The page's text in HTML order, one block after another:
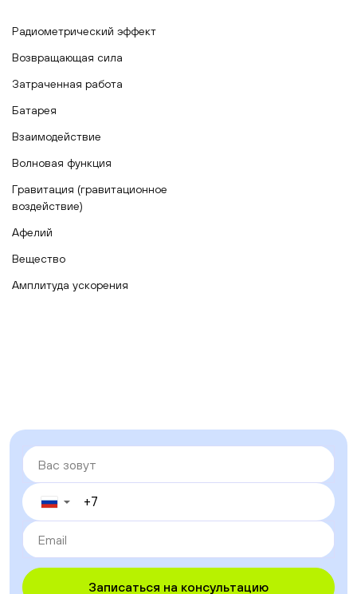
Радиометрический эффект
Возвращающая сила
Затраченная работа
Батарея
Взаимодействие
Волновая функция
Гравитация (гравитационное
воздействие)
Афелий
Вещество
Амплитуда ускорения
▼
Записаться на консультацию